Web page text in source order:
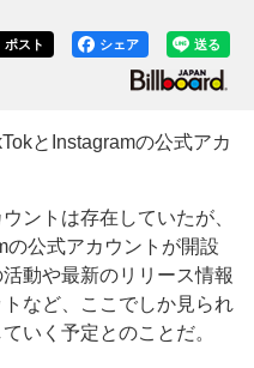
送る
シェア
ポスト
とInstagramの公式アカ
ントは存在していたが、
の公式アカウントが開設
動や最新のリリース情報
など、ここでしか見られ
いく予定とのことだ。